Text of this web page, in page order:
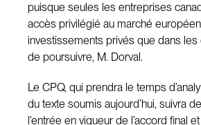
puisque seules les entreprises
accès privilégié au marché
investissements privés que dans les
de poursuivre, M. Dorval.
Le CPQ, qui prendra le temps
du texte soumis aujourd’hui, suivra
l’entrée en vigueur de l’accord final